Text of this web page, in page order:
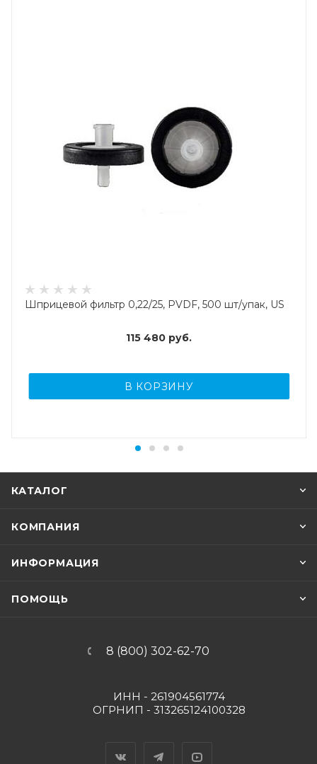
Шприцевой фильтр 0,22/25, PVDF, 500 шт/упак, US
115 480 руб.
В КОРЗИНУ
КАТАЛОГ
КОМПАНИЯ
ИНФОРМАЦИЯ
ПОМОЩЬ
8 (800) 302-62-70
ИНН - 261904561774
ОГРНИП - 313265124100328